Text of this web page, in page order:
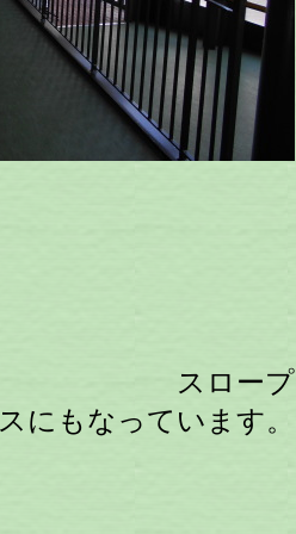
スロープ
にもなっています。